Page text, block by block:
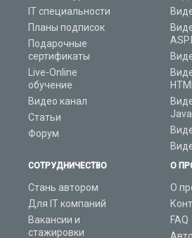
IT специальности
Планы подписок
Подарочные
сертификаты
Live-Online
обучение
Видео канал
Статьи
Форум
СОТРУДНИЧЕСТВО
Стань автором
Для IT компаний
Вакансии и
стажировки
О
О
FAQ